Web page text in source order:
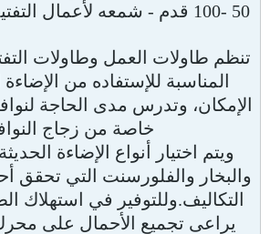
50 -100 قدم - شمعه لأعمال التفتيش الدقيقة جدا.
تنظم طاولات العمل وطاولات
المناسبة للإستفاده من الإضاءة
الإمكان، وتدرس مدى الحاجة
خاصة من زجاج
ويتم اختيار أنواع الإضاءة
والبخار والفلورسنت التي تحقق
التكاليف.وللتوفير في استهلاك
يراعى تجميع الأحمال على محرك